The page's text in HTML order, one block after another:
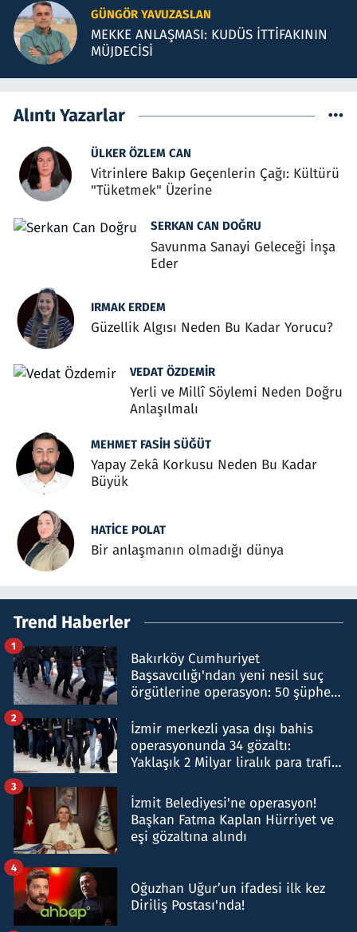
GÜNGÖR YAVUZASLAN
MEKKE ANLAŞMASI: KUDÜS İTTİFAKININ
MÜJDECİSİ
Alıntı Yazarlar
ÜLKER ÖZLEM CAN
Vitrinlere Bakıp Geçenlerin Çağı: Kültürü
"Tüketmek" Üzerine
SERKAN CAN DOĞRU
Savunma Sanayi Geleceği İnşa
Eder
IRMAK ERDEM
Güzellik Algısı Neden Bu Kadar Yorucu?
VEDAT ÖZDEMIR
Yerli ve Millî Söylemi Neden Doğru
Anlaşılmalı
MEHMET FASIH SÜĞÜT
Yapay Zekâ Korkusu Neden Bu Kadar
Büyük
HATICE POLAT
Bir anlaşmanın olmadığı dünya
Trend Haberler
Bakırköy Cumhuriyet
Başsavcılığı'ndan yeni nesil suç
örgütlerine operasyon: 50 şüpheli
1
İzmir merkezli yasa dışı bahis
operasyonunda 34 gözaltı:
Yaklaşık 2 Milyar liralık para trafiği
2
İzmit Belediyesi'ne operasyon!
Başkan Fatma Kaplan Hürriyet ve
eşi gözaltına alındı
3
Oğuzhan Uğur’un ifadesi ilk kez
Diriliş Postası'nda!
4